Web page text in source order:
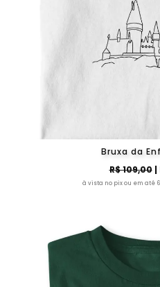
Bruxa da
R$ 109,00|
à vista no pix ou em até